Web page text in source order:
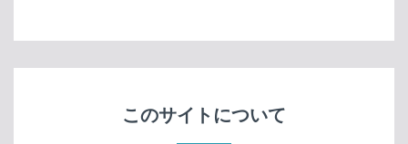
このサイトについて